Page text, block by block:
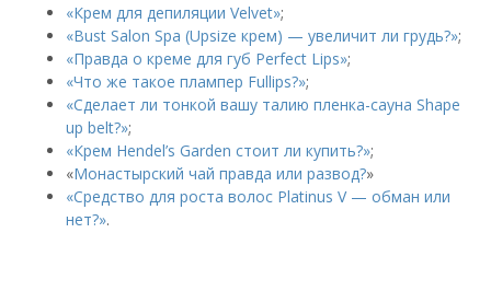
«Крем для депиляции Velvet»;
«Bust Salon Spa (Upsize крем) — увеличит ли грудь?»;
«Правда о креме для губ Perfect Lips»;
«Что же такое плампер Fullips?»;
«Сделает ли тонкой вашу талию пленка-сауна Shape
up belt?»;
«Крем Hendel’s Garden стоит ли купить?»;
«Монастырский чай правда или развод?»
«Средство для роста волос Platinus V — обман или
нет?».